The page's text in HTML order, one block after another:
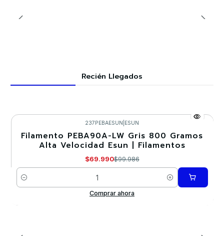
Recién Llegados
-30%
237PEBAESUN ESUN
Filamento PEBA90A-LW Gris 800 Gramos
Alta Velocidad Esun | Filamentos
$69.990$99.986
Cantidad
Comprar ahora